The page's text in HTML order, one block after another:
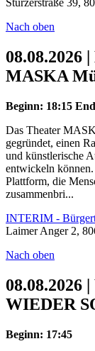
Stürzerstraße 39,
Nach oben
08.08.2026
MASKA
Beginn: 18:15
Das Theater
gegründet, einen
und künstlerische
entwickeln
Plattform, die
zusammenbri...
INTERIM -
Laimer Anger 2,
Nach oben
08.08.2026
WIEDER
Beginn: 17:45